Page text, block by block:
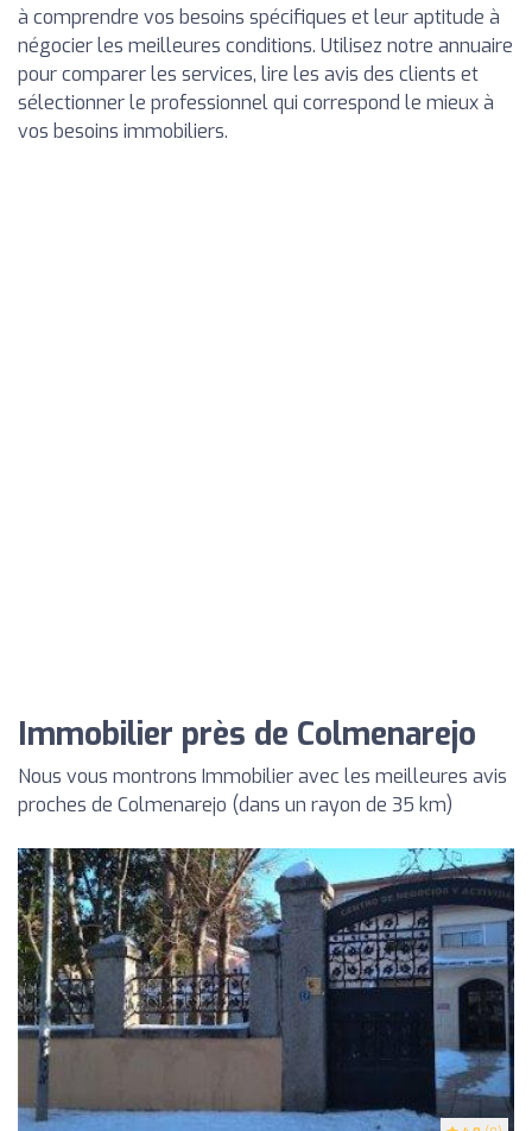
à comprendre vos besoins spécifiques et leur aptitude à
négocier les meilleures conditions. Utilisez notre annuaire
pour comparer les services, lire les avis des clients et
sélectionner le professionnel qui correspond le mieux à
vos besoins immobiliers.
Immobilier près de Colmenarejo
Nous vous montrons Immobilier avec les meilleures avis
proches de Colmenarejo (dans un rayon de 35 km)